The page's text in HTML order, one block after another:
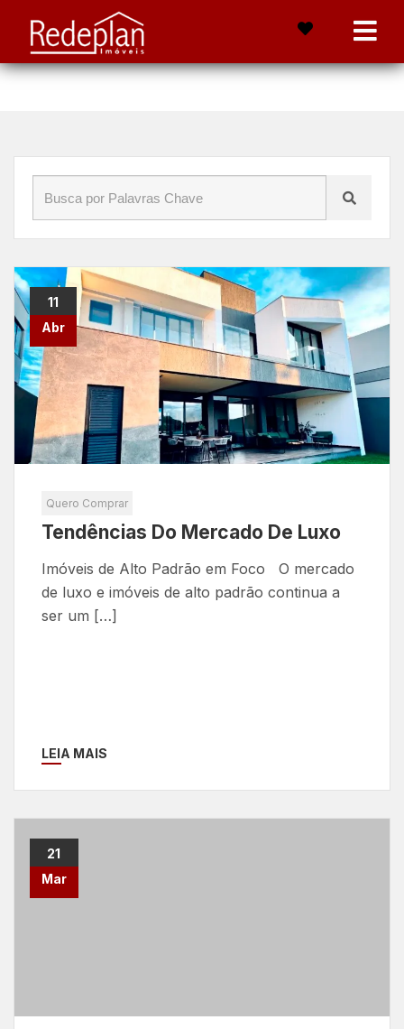
Início» Blog »venda
11
Abr
Quero Comprar
Tendências Do Mercado De Luxo
Imóveis de Alto Padrão em Foco O mercado
de luxo e imóveis de alto padrão continua a
ser um […]
LEIA MAIS
21
Mar